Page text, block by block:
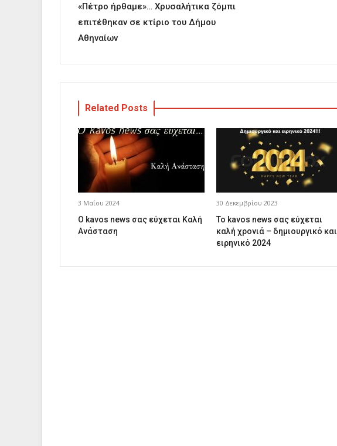
«Πέτρο ήρθαμε»… Χρυσαλήτικα ζόμπι
επιτέθηκαν σε κτίριο του Δήμου
Αθηναίων
Related Posts
3 Μαΐου 2024
Ο kavos news σας εύχεται Καλή
Ανάσταση
30 Δεκεμβρίου 2023
Το kavos news σας εύχεται
καλή χρονιά – δημιουργικό και
ειρηνικό 2024